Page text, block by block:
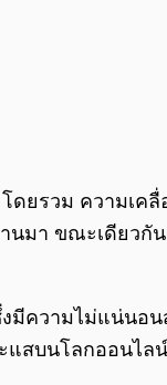
ดยรวม ความเคลื่
มา ขณะเดียวกั
ามไม่แน่นอนสู
แสบนโลกออนไลน์